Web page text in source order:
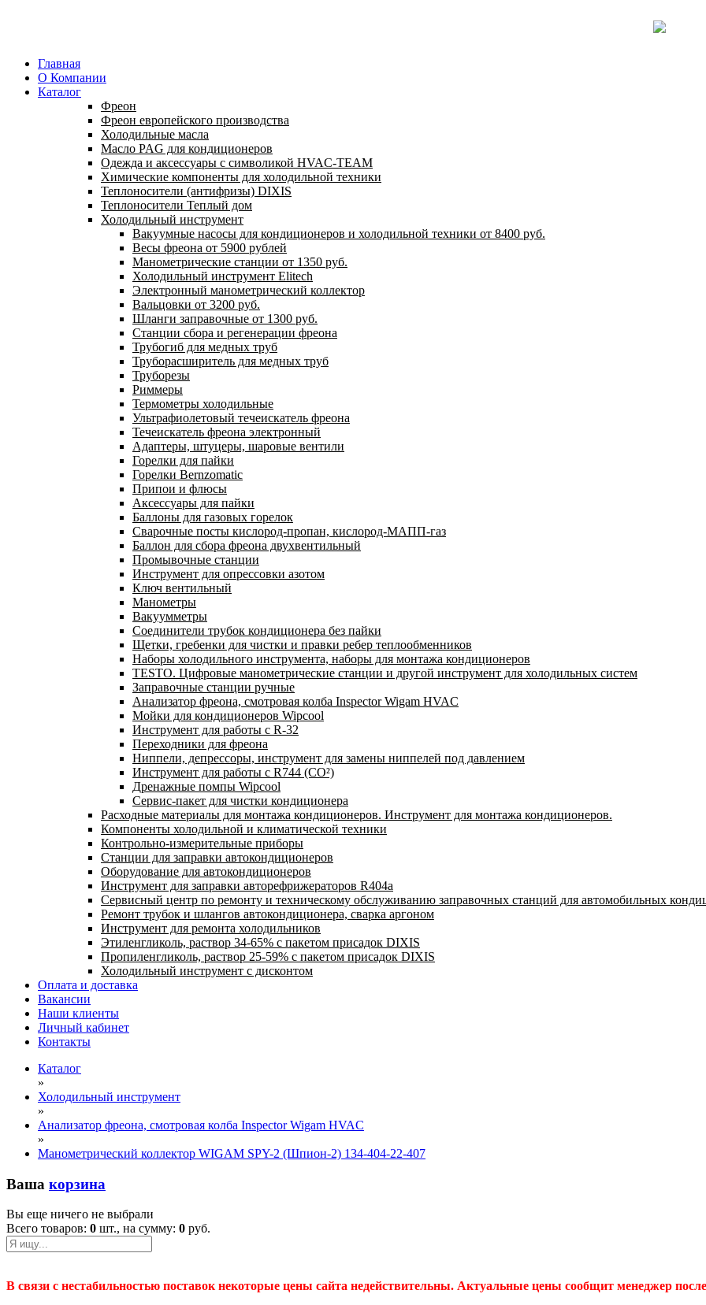
Главная
О Компании
Каталог
Фреон
Фреон европейского производства
Холодильные масла
Масло PAG для кондиционеров
Одежда и аксессуары с символикой HVAC-TEAM
Химические компоненты для холодильной техники
Теплоносители (антифризы) DIXIS
Теплоносители Теплый дом
Холодильный инструмент
Вакуумные насосы для кондиционеров и холодильной техники от 8400 руб.
Весы фреона от 5900 рублей
Манометрические станции от 1350 руб.
Холодильный инструмент Elitech
Электронный манометрический коллектор
Вальцовки от 3200 руб.
Шланги заправочные от 1300 руб.
Станции сбора и регенерации фреона
Трубогиб для медных труб
Труборасширитель для медных труб
Труборезы
Риммеры
Термометры холодильные
Ультрафиолетовый течеискатель фреона
Течеискатель фреона электронный
Адаптеры, штуцеры, шаровые вентили
Горелки для пайки
Горелки Bernzomatic
Припои и флюсы
Аксессуары для пайки
Баллоны для газовых горелок
Сварочные посты кислород-пропан, кислород-МАПП-газ
Баллон для сбора фреона двухвентильный
Промывочные станции
Инструмент для опрессовки азотом
Ключ вентильный
Манометры
Вакуумметры
Соединители трубок кондиционера без пайки
Щетки, гребенки для чистки и правки ребер теплообменников
Наборы холодильного инструмента, наборы для монтажа кондиционеров
TESTO. Цифровые манометрические станции и другой инструмент для холодильных систем
Заправочные станции ручные
Анализатор фреона, смотровая колба Inspector Wigam HVAC
Мойки для кондиционеров Wipcool
Инструмент для работы с R-32
Переходники для фреона
Ниппели, депрессоры, инструмент для замены ниппелей под давлением
Инструмент для работы с R744 (CO²)
Дренажные помпы Wipcool
Сервис-пакет для чистки кондиционера
Расходные материалы для монтажа кондиционеров. Инструмент для монтажа кондиционеров.
Компоненты холодильной и климатической техники
Контрольно-измерительные приборы
Станции для заправки автокондиционеров
Оборудование для автокондиционеров
Инструмент для заправки авторефрижераторов R404a
Сервисный центр по ремонту и техническому обслуживанию заправочных станций для автомобильных
Ремонт трубок и шлангов автокондиционера, сварка аргоном
Инструмент для ремонта холодильников
Этиленгликоль, раствор 34-65% с пакетом присадок DIXIS
Пропиленгликоль, раствор 25-59% с пакетом присадок DIXIS
Холодильный инструмент с дисконтом
Оплата и доставка
Вакансии
Наши клиенты
Личный кабинет
Контакты
Каталог
»
Холодильный инструмент
»
Анализатор фреона, смотровая колба Inspector Wigam HVAC
»
Манометрический коллектор WIGAM SPY-2 (Шпион-2) 134-404-22-407
Ваша корзина
Вы еще ничего не выбрали
Всего товаров: 0 шт., на сумму: 0 руб.
В связи с нестабильностью поставок некоторые цены сайта недействительны. Актуальные цены сообщит менеджер